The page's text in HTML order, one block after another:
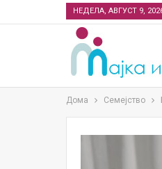
НЕДЕЛА, АВГУСТ 9,
Дома Семејство